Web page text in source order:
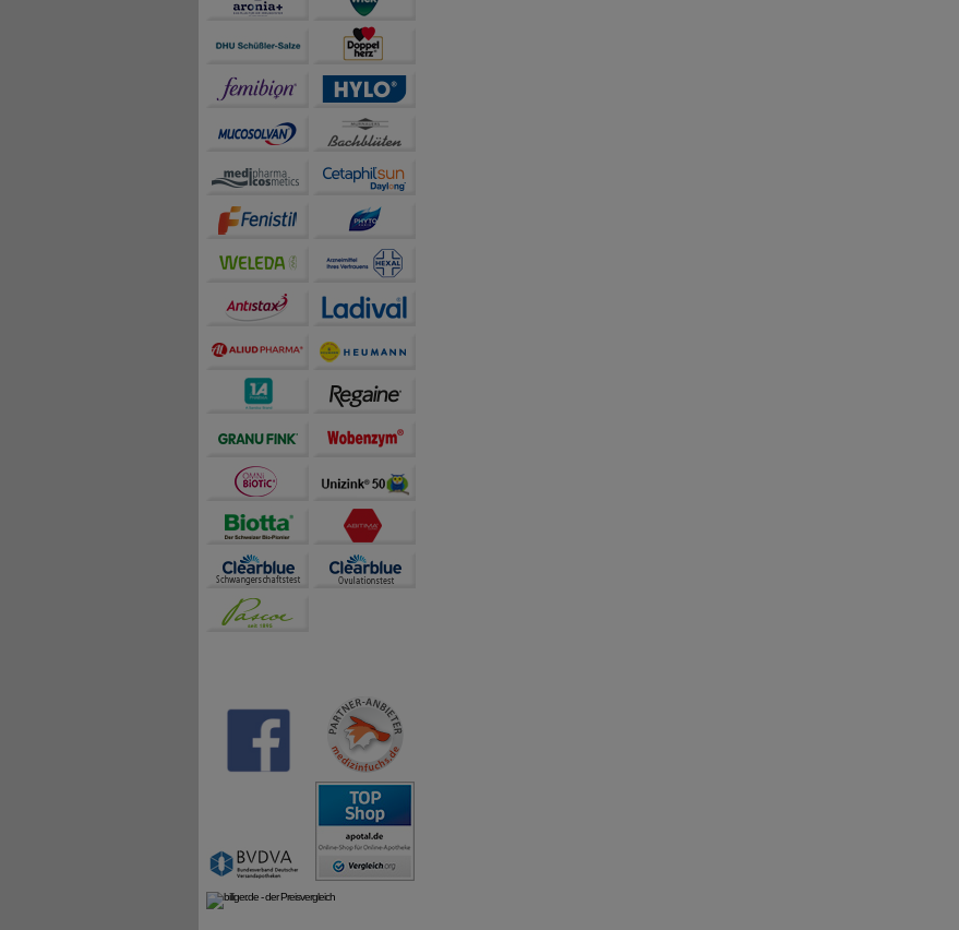
Statistik & Tracking:
sammeln, mit deren Hilfe wir unsere Website weiter für Sie optimieren können, den Inhalt
auch die Werbung auf Drittseiten möglichst relevant für Sie zu gestalten. Bitte beachten